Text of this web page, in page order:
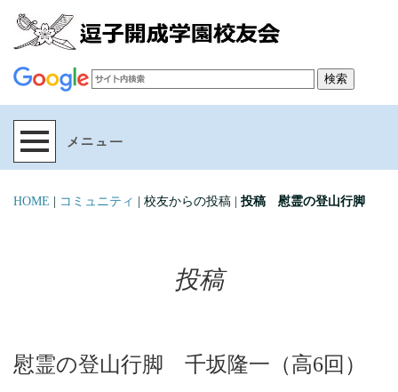
HOME コミュニティ | 校友からの投稿 | 投稿 慰霊の登山行脚
投稿
慰霊の登山行脚 千坂隆一（高6回）